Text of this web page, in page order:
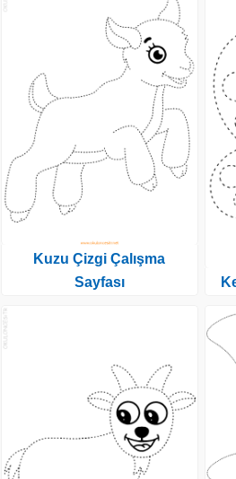
Kuzu Çizgi Çalışma
Sayfası